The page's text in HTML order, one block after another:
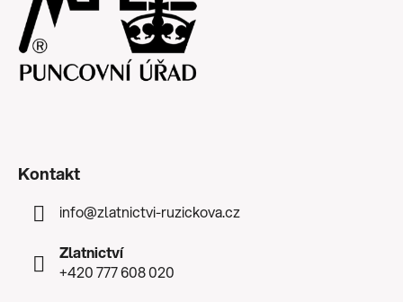
Kontakt
info@zlatnictvi-ruzickova.cz
Zlatnictví
+420 777 608 020